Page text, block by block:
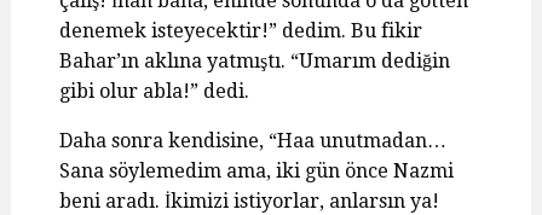
denemek isteyecektir!” dedim. Bu fikir
Bahar’ın aklına yatmıştı. “Umarım dediğin
gibi olur abla!” dedi.
Daha sonra kendisine, “Haa unutmadan…
Sana söylemedim ama, iki gün önce Nazmi
beni aradı. İkimizi istiyorlar, anlarsın ya!